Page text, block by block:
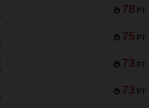
78 PT
75 PT
73 PT
73 PT